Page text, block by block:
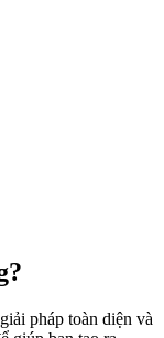
pháp toàn diện và